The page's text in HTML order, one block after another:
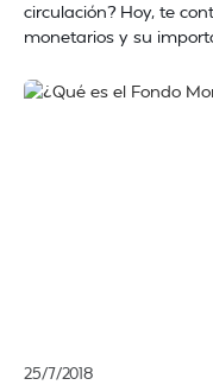
circulación? Hoy, te
monetarios y su
25/7/2018